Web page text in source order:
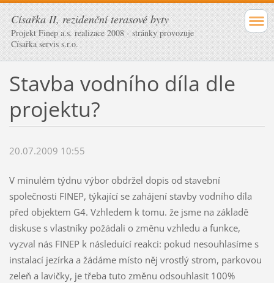
Císařka II, rezidenční terasové byty
Projekt Finep a.s. realizace 2008 - stránky provozuje
Císařka servis s.r.o.
Stavba vodního díla dle
projektu?
20.07.2009 10:55
V minulém týdnu výbor obdržel dopis od stavební
společnosti FINEP, týkající se zahájení stavby vodního díla
před objektem G4. Vzhledem k tomu. že jsme na základě
diskuse s vlastníky požádali o změnu vzhledu a funkce,
vyzval nás FINEP k následuící reakci: pokud nesouhlasíme s
instalací jezírka a žádáme místo něj vrostlý strom, parkovou
zeleň a lavičky, je třeba tuto změnu odsouhlasit 100%